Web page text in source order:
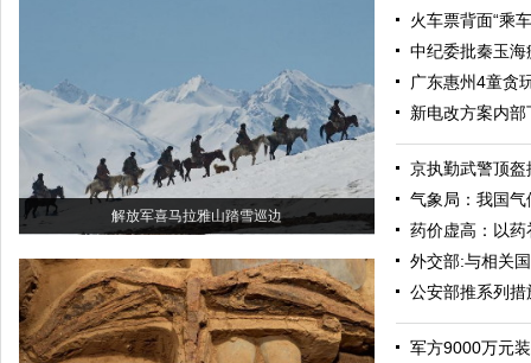
解放军喜马拉雅山踏雪巡边
火车票背面“乘
中纪委批秦玉海
广东惠州4童贪
新电改方案内
京执勤武警顶
气象局：我国
药价虚高：以
外交部:与相关
公安部推系列
军方9000万元